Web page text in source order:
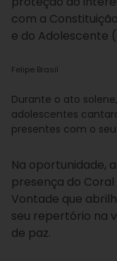
com a
e do Adolescente
Felipe Brasil
Durante o ato
adolescentes
presentes com o
Na oportunidade,
presença do
Vontade que
seu repertório na
de paz.